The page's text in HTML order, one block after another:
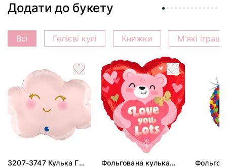
Додати до букету
Всі Гелієві кулі Книжки М'які
3207-3747 Кулька Г
Фольгована кулька